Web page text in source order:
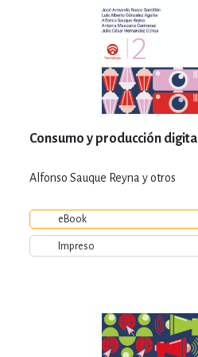
Consumo y producción digital
Alfonso Sauque Reyna y otros
eBook
Impreso